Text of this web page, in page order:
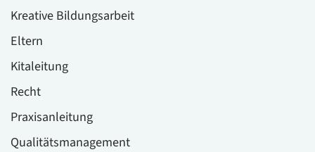
Kreative Bildungsarbeit
Eltern
Kitaleitung
Recht
Praxisanleitung
Qualitätsmanagement